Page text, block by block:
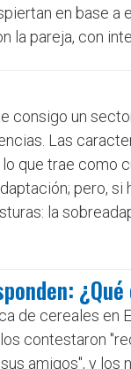
en base
la pareja, con
consigo un
Las
que trae como
pero,
la
de cereales en
contestaron
amigos", y